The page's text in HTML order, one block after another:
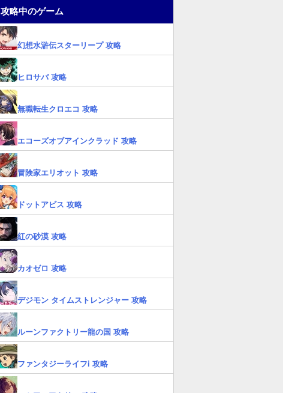
攻略中のゲーム
幻想水滸伝スターリープ 攻略
ヒロサバ 攻略
無職転生クロエコ 攻略
エコーズオブアインクラッド 攻略
冒険家エリオット 攻略
ドットアビス 攻略
紅の砂漠 攻略
カオゼロ 攻略
デジモン タイムストレンジャー 攻略
ルーンファクトリー龍の国 攻略
ファンタジーライフi 攻略